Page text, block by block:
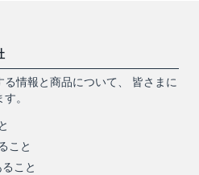
情報と商品について、 皆さまに
。
こと
こと